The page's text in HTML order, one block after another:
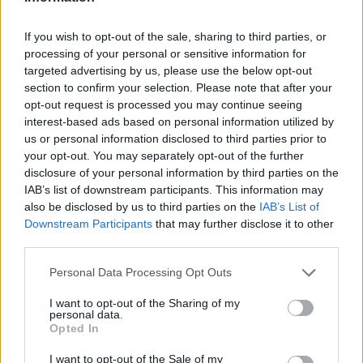
If you wish to opt-out of the sale, sharing to third parties, or
processing of your personal or sensitive information for
targeted advertising by us, please use the below opt-out
section to confirm your selection. Please note that after your
opt-out request is processed you may continue seeing
interest-based ads based on personal information utilized by
us or personal information disclosed to third parties prior to
your opt-out. You may separately opt-out of the further
disclosure of your personal information by third parties on the
IAB’s list of downstream participants. This information may
also be disclosed by us to third parties on the IAB’s List of
Downstream Participants that may further disclose it to other
Personal Data Processing Opt Outs
I want to opt-out of the Sharing of my
personal data.
Opted In
I want to opt-out of the Sale of my
първо ще трябва да влезете в играта. Моля,
регистрирайте се, ако нямате собствен акаунт.
Ние очакваме с нетърпение следващото ви
посещение във форума!Играйте тук
Тема: Кобрелия хм, но не съвсем!
Кобрелия
Board Administrator, женски
7,154 Получени харесвания:
Точки за награди: 6,000
13.5.24
Kalina_fermer
Младши експерт, женски
Bamze
Съобщения: 891 Получени харесвания:
Точки за награди:
950